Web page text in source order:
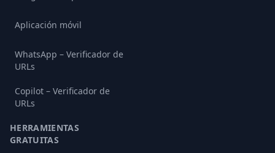
Aplicación móvil
WhatsApp – Verificador de
URLs
Copilot – Verificador de
URLs
HERRAMIENTAS
GRATUITAS